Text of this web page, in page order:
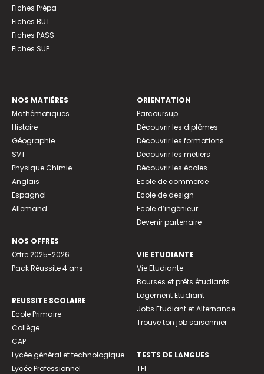
Fiches Prépa
Fiches BUT
Fiches PASS
Fiches SUP
NOS MATIÈRES
Mathématiques
Histoire
Géographie
SVT
Physique Chimie
Anglais
Espagnol
Allemand
NOS OFFRES
Offre 2025-2026
Pack Réussite 4 ans
REUSSITE SCOLAIRE
Ecole Primaire
Collège
CAP
Lycée général et technologique
Lycée Professionnel
ORIENTATION
Parcoursup
Découvrir les diplômes
Découvrir les formations
Découvrir les métiers
Découvrir les écoles
Ecole de commerce
Ecole de design
Ecole d’ingénieur
Devenir partenaire
VIE ETUDIANTE
Vie Etudiante
Bourses et prêts étudiants
Logement Etudiant
Jobs Etudiant et Alternance
Trouve ton job saisonnier
TESTS DE LANGUES
TFI